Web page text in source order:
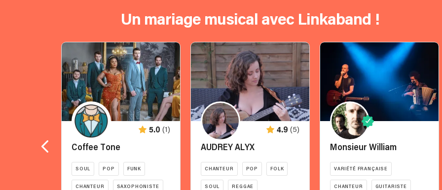
Un mariage musical avec Linkaband !
5.0 (1)
Coffee Tone
SOUL POP FUNK
CHANTEUR SAXOPHONISTE
4.9 (5)
AUDREY ALYX
CHANTEUR POP FOLK
SOUL REGGAE
Monsieur William
VARIÉTÉ FRANÇAISE
CHANTEUR GUITARISTE